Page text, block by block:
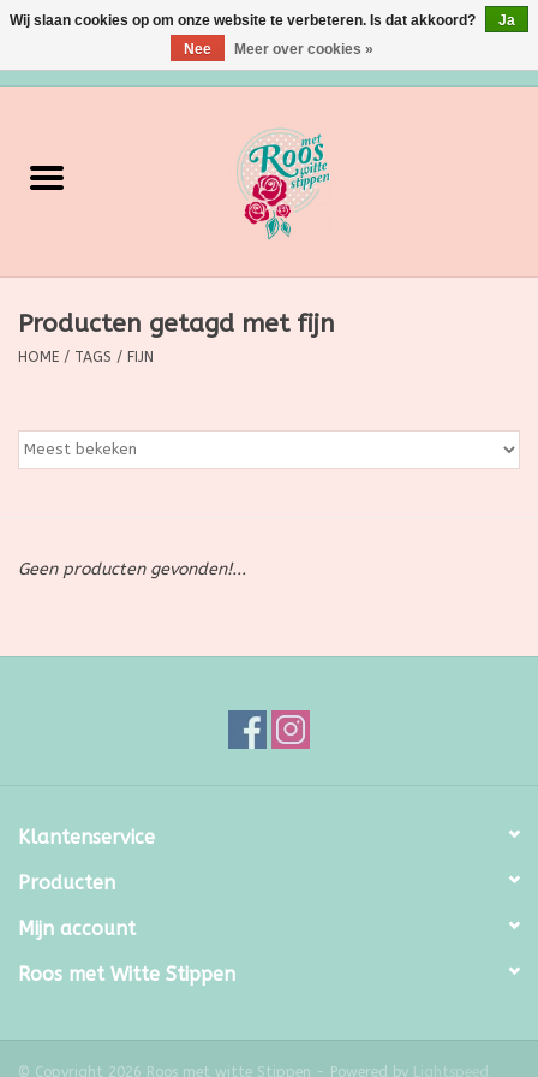
Verzorging
Grimeermateriaal
Huishoudartikelen
Kadootjes
Producten getagd met fijn
HOME / TAGS / FIJN
Geen producten gevonden!...
Klantenservice
Producten
Mijn account
Roos met Witte Stippen
© Copyright 2026 Roos met witte Stippen - Powered by Lightspeed
Wij slaan cookies op om onze website te verbeteren. Is dat akkoord?
Ja
Nee
Meer over cookies »